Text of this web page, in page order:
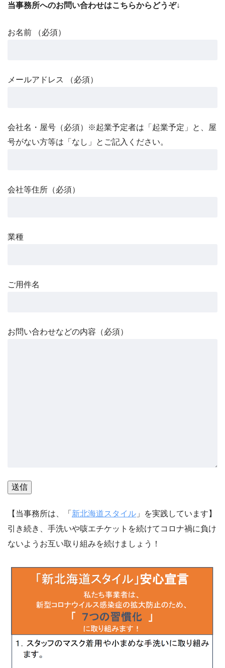
当事務所へのお問い合わせはこちらからどうぞ↓
お名前 （必須）
メールアドレス （必須）
会社名・屋号（必須）※起業予定者は「起業予定」と、屋
号がない方等は「なし」とご記入ください。
会社等住所（必須）
業種
ご用件名
お問い合わせなどの内容（必須）
【当事務所は、「 新北海道スタイル 」を実践しています】
引き続き、手洗いや咳エチケットを続けてコロナ禍に負け
ないようお互い取り組みを続けましょう！